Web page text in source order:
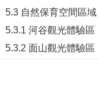
5.3 自然保育空間區域
5.3.1 河谷觀光體驗區
5.3.2 面山觀光體驗區